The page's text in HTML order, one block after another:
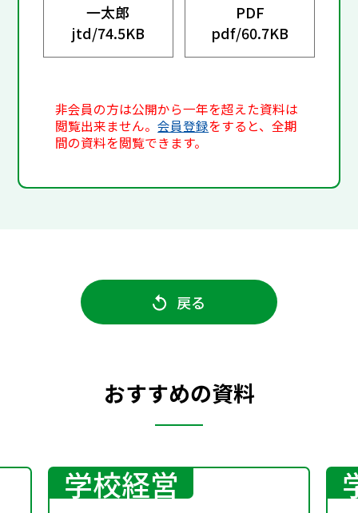
一太郎
jtd/74.5KB
PDF
pdf/60.7KB
非会員の方は公開から一年を超えた資料は
閲覧出来ません。会員登録をすると、全期
間の資料を閲覧できます。
戻る
おすすめの資料
学校経営